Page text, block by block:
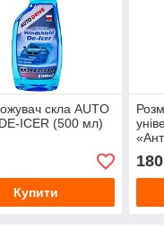
скла AUTO
ICER (500 мл)
Купити
180